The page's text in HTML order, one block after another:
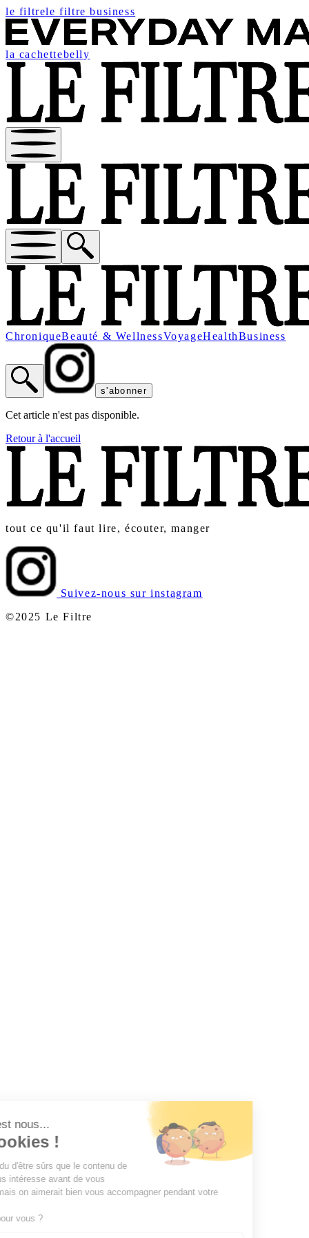
le filtrele filtre business
la cachettebelly
ChroniqueBeauté & WellnessVoyageHealthBusiness
s'abonner
Cet article n'est pas disponible.
Retour à l'accueil
tout ce qu'il faut lire, écouter, manger
Suivez-nous sur instagram
©2025 Le Filtre